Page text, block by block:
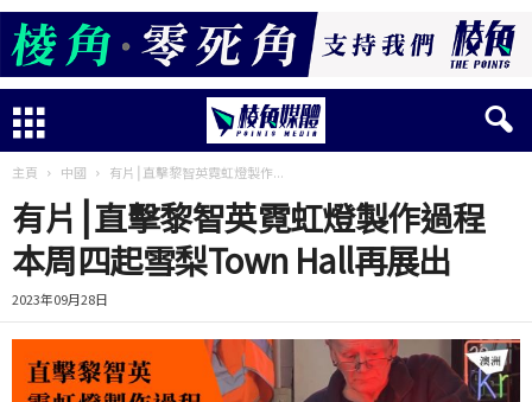
主頁 中國 有片⎮直擊黎智英霓虹燈製作...
有片⎮直擊黎智英霓虹燈製作過程
本周四起雪梨Town Hall再展出
2023年09月28日